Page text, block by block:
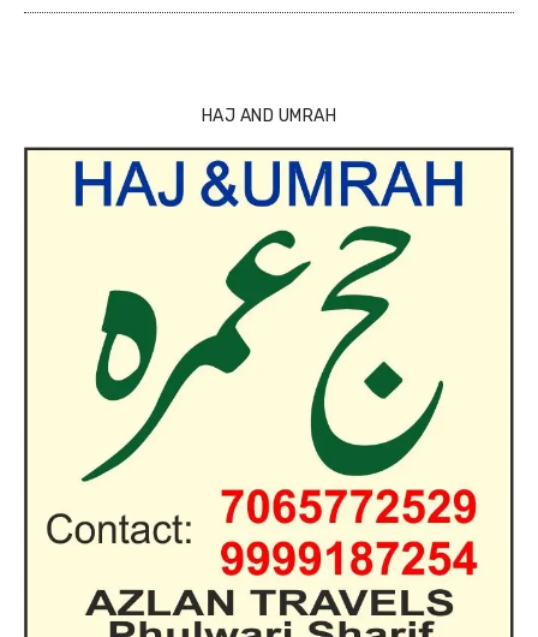
HAJ AND UMRAH